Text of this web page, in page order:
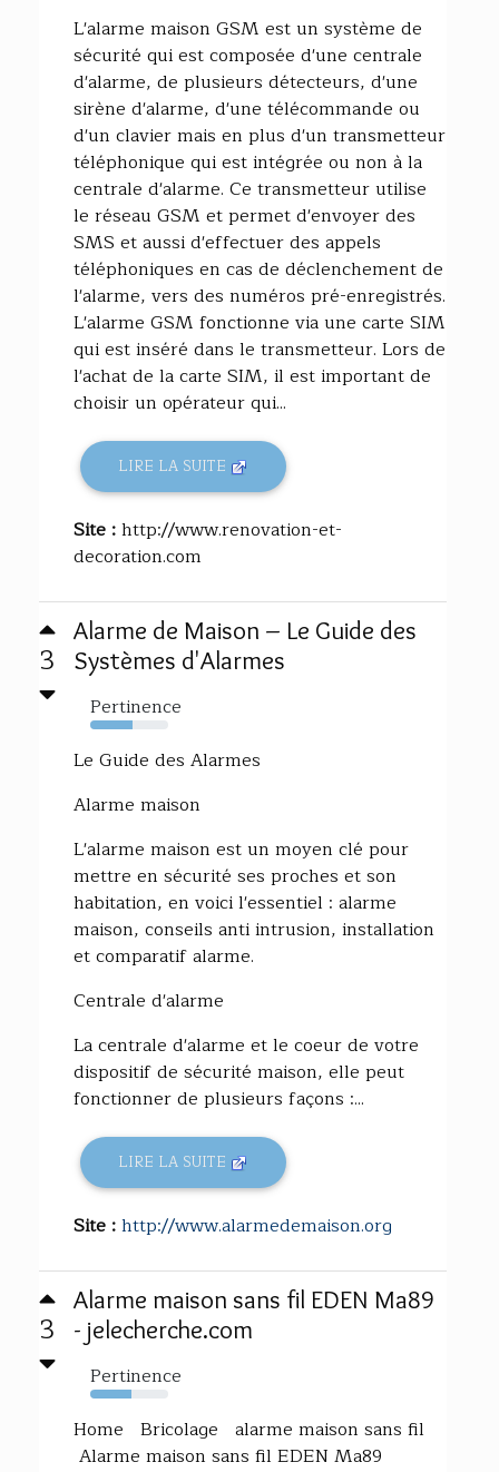
L'alarme maison GSM est un système de
sécurité qui est composée d'une centrale
d'alarme, de plusieurs détecteurs, d'une
sirène d'alarme, d'une télécommande ou
d'un clavier mais en plus d'un transmetteur
téléphonique qui est intégrée ou non à la
centrale d'alarme. Ce transmetteur utilise
le réseau GSM et permet d'envoyer des
SMS et aussi d'effectuer des appels
téléphoniques en cas de déclenchement de
l'alarme, vers des numéros pré-enregistrés.
L'alarme GSM fonctionne via une carte SIM
qui est inséré dans le transmetteur. Lors de
l'achat de la carte SIM, il est important de
choisir un opérateur qui...
LIRE LA SUITE
Site :http://www.renovation-et-
decoration.com
3
Alarme de Maison – Le Guide des
Systèmes d'Alarmes
Pertinence
54%
Le Guide des Alarmes
Alarme maison
L'alarme maison est un moyen clé pour
mettre en sécurité ses proches et son
habitation, en voici l'essentiel : alarme
maison, conseils anti intrusion, installation
et comparatif alarme.
Centrale d'alarme
La centrale d'alarme et le coeur de votre
dispositif de sécurité maison, elle peut
fonctionner de plusieurs façons :...
LIRE LA SUITE
Site :http://www.alarmedemaison.org
3
Alarme maison sans fil EDEN Ma89
- jelecherche.com
Pertinence
53%
Home Bricolage alarme maison sans fil
Alarme maison sans fil EDEN Ma89